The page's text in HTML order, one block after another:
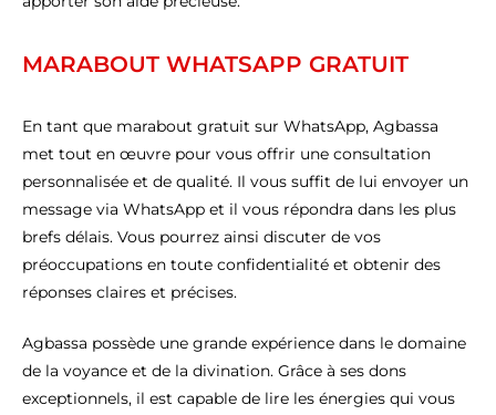
MARABOUT WHATSAPP GRATUIT
En tant que marabout gratuit sur WhatsApp, Agbassa
met tout en œuvre pour vous offrir une consultation
personnalisée et de qualité. Il vous suffit de lui envoyer un
message via WhatsApp et il vous répondra dans les plus
brefs délais. Vous pourrez ainsi discuter de vos
préoccupations en toute confidentialité et obtenir des
réponses claires et précises.
Agbassa possède une grande expérience dans le domaine
de la voyance et de la divination. Grâce à ses dons
exceptionnels, il est capable de lire les énergies qui vous